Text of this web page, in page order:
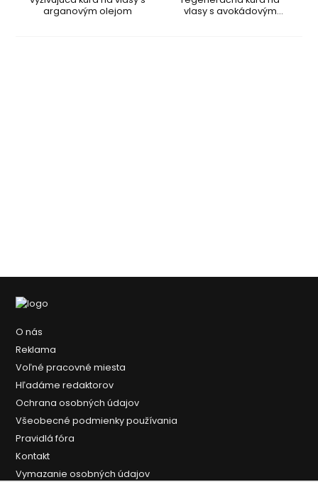
arganovým olejom
vlasy s avokádovým
O nás
Reklama
Voľné pracovné miesta
Hľadáme redaktorov
Ochrana osobných údajov
Všeobecné podmienky používania
Pravidlá fóra
Kontakt
Vymazanie osobných údajov